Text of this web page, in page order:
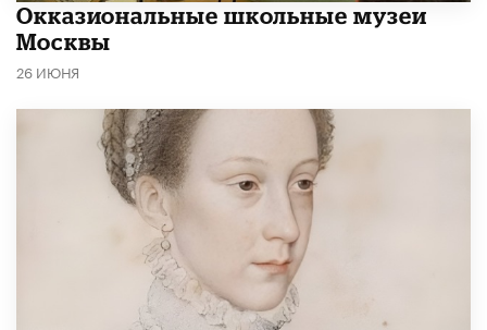
​Окказиональные школьные музеи
Москвы
26 ИЮНЯ